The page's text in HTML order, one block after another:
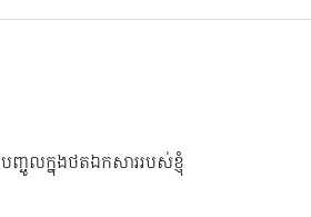
បញ្ចូលក្នុងថតឯកសាររបស់ខ្ញុំ